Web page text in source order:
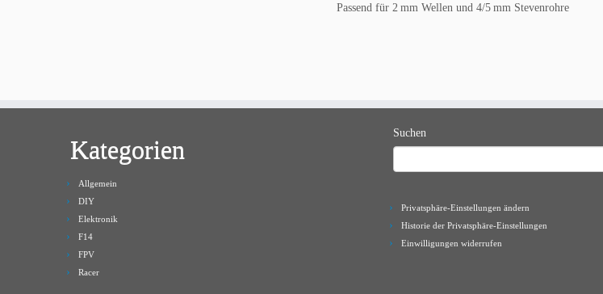
Passend für 2 mm Wellen und 4/5 mm Stevenrohre
Kategorien
Allgemein
DIY
Elektronik
F14
FPV
Racer
Suchen
Privatsphäre-Einstellungen ändern
Historie der Privatsphäre-Einstellungen
Einwilligungen widerrufen